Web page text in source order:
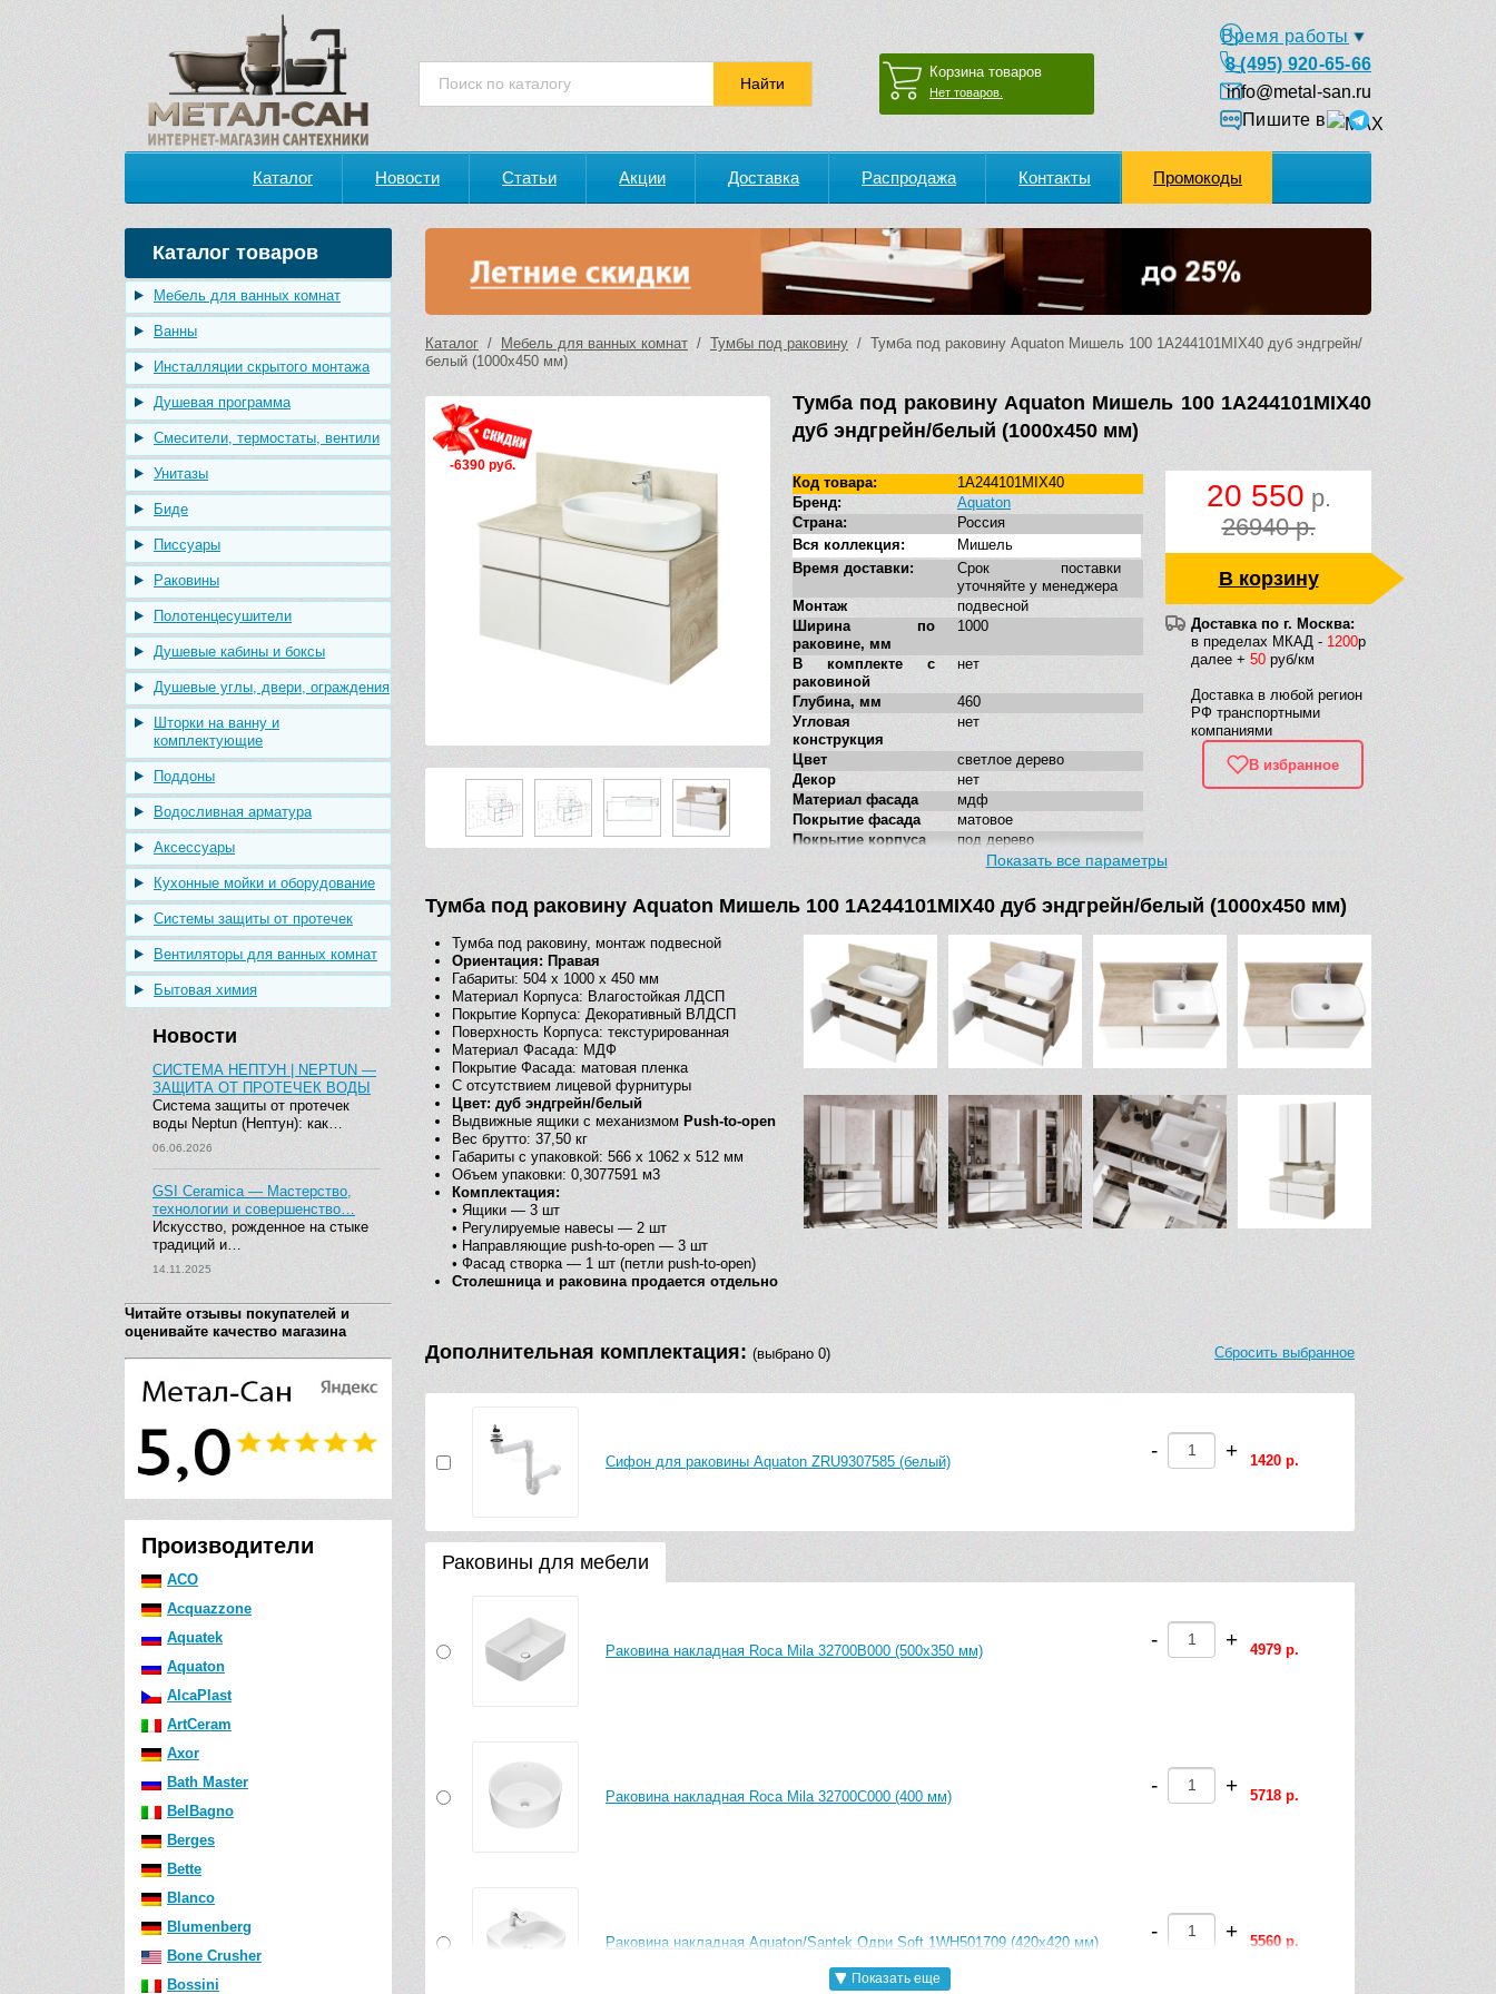
Корзина товаров
Нет товаров.
Время работы
8 (495) 920-65-66
info@metal-san.ru
Пишите в
Каталог Новости Статьи Акции Доставка Распродажа Контакты Промокоды
Каталог товаров
Мебель для ванных комнат
Ванны
Инсталляции скрытого монтажа
Душевая программа
Смесители, термостаты, вентили
Унитазы
Биде
Писсуары
Раковины
Полотенцесушители
Душевые кабины и боксы
Душевые углы, двери, ограждения
Шторки на ванну и
комплектующие
Поддоны
Водосливная арматура
Аксессуары
Кухонные мойки и оборудование
Системы защиты от протечек
Вентиляторы для ванных комнат
Бытовая химия
Новости
СИСТЕМА НЕПТУН | NEPTUN —
ЗАЩИТА ОТ ПРОТЕЧЕК ВОДЫ
Система защиты от протечек
воды Neptun (Нептун): как…
06.06.2026
GSI Ceramica — Мастерство,
технологии и совершенство…
Искусство, рожденное на стыке
традиций и…
14.11.2025
Читайте отзывы покупателей и
оценивайте качество магазина
Производители
ACO
Acquazzone
Aquatek
Aquaton
AlcaPlast
ArtCeram
Axor
Bath Master
BelBagno
Berges
Bette
Blanco
Blumenberg
Bone Crusher
Bossini
Каталог / Мебель для ванных комнат / Тумбы под раковину / Тумба под раковину Aquaton Мишель 100 1A244101MIX40 дуб эндгрейн/
белый (1000х450 мм)
-6390 руб.
Тумба под раковину Aquaton Мишель 100 1A244101MIX40
дуб эндгрейн/белый (1000х450 мм)
20 550 р.
26940 р.
В корзину
Доставка по г. Москва:
в пределах МКАД - 1200р
далее + 50 руб/км
Доставка в любой регион
РФ транспортными
компаниями
В избранное
Код товара:
1A244101MIX40
Бренд:
Aquaton
Страна:
Россия
Вся коллекция:
Мишель
Время доставки:
Срок поставки
уточняйте у менеджера
Монтаж
подвесной
Ширина по
раковине, мм
1000
В комплекте с
раковиной
нет
Глубина, мм
460
Угловая
конструкция
нет
Цвет
светлое дерево
Декор
нет
Материал фасада
мдф
Покрытие фасада
матовое
Покрытие корпуса
под дерево
распашные дверки с
Система плавного
закрывания
есть
Форма
прямоугольная
Тумба под
накладную
раковину
Стилистика
дизайна
современная
Дополнительные
функции
нажимной механизм
Показать все параметры
Тумба под раковину Aquaton Мишель 100 1A244101MIX40 дуб эндгрейн/белый (1000х450 мм)
Тумба под раковину, монтаж подвесной
Ориентация: Правая
Габариты: 504 x 1000 x 450 мм
Материал Корпуса: Влагостойкая ЛДСП
Покрытие Корпуса: Декоративный ВЛДСП
Поверхность Корпуса: текстурированная
Материал Фасада: МДФ
Покрытие Фасада: матовая пленка
С отсутствием лицевой фурнитуры
Цвет: дуб эндгрейн/белый
Выдвижные ящики с механизмом Push-to-open
Вес брутто: 37,50 кг
Габариты с упаковкой: 566 x 1062 x 512 мм
Объем упаковки: 0,3077591 м3
Комплектация:
• Ящики — 3 шт
• Регулируемые навесы — 2 шт
• Направляющие push-to-open — 3 шт
• Фасад створка — 1 шт (петли push-to-open)
Столешница и раковина продается отдельно
Дополнительная комплектация: (выбрано 0) Сбросить выбранное
Сифон для раковины Aquaton ZRU9307585 (белый) - + 1420 р.
Раковины для мебели
Раковина накладная Roca Mila 32700B000 (500х350 мм) - + 4979 р.
Раковина накладная Roca Mila 32700C000 (400 мм) - + 5718 р.
Раковина накладная Aquaton/Santek Одри Soft 1WH501709 (420х420 мм) - + 5560 р.
Показать еще